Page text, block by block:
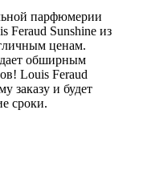
парфюмерии
Feraud Sunshine из
ценам.
обширным
Louis Feraud
заказу и будет
сроки.